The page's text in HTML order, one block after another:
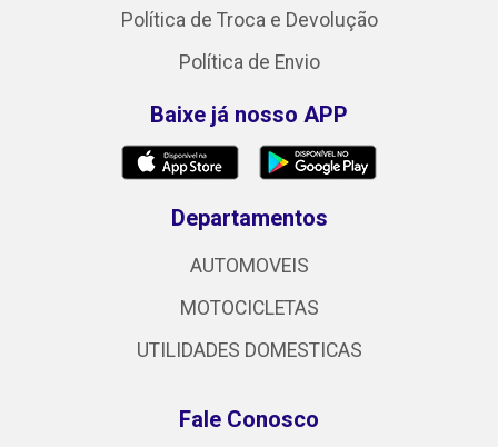
Política de Troca e Devolução
Política de Envio
Baixe já nosso APP
Departamentos
AUTOMOVEIS
MOTOCICLETAS
UTILIDADES DOMESTICAS
Fale Conosco